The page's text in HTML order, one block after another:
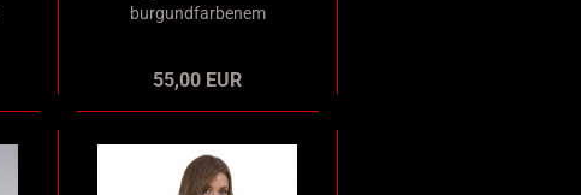
burgundfarbenem
55,00 EUR